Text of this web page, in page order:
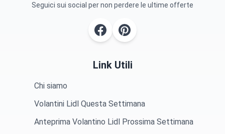
Seguici sui social per non perdere le ultime offerte
Link Utili
Chi siamo
Volantini Lidl Questa Settimana
Anteprima Volantino Lidl Prossima Settimana